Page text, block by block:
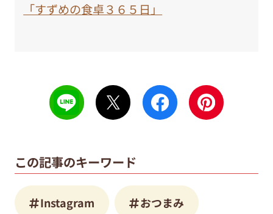
「すずめの食卓３６５日」
この記事のキーワード
Instagram おつまみ